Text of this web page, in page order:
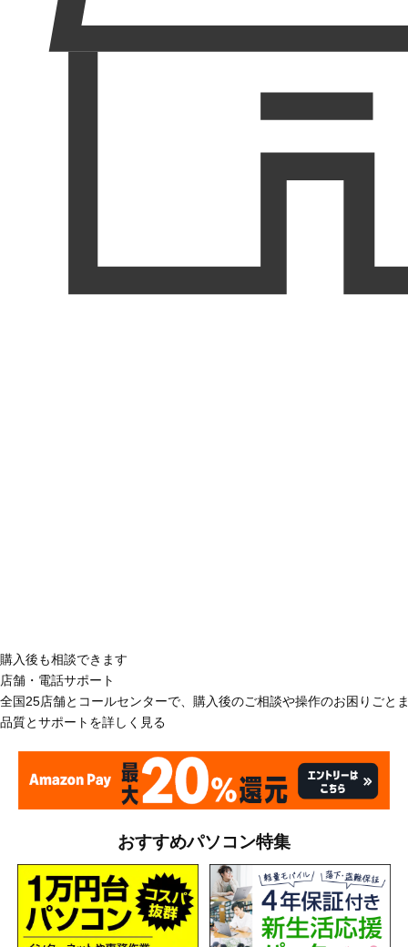
購入後も相談できます
店舗・電話サポート
全国25店舗とコールセンターで、購入後のご相談や操作のお困りごと
品質とサポートを詳しく見る
おすすめパソコン特集